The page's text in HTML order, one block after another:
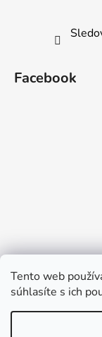
Tento web
súhlasíte s ich
Facebook